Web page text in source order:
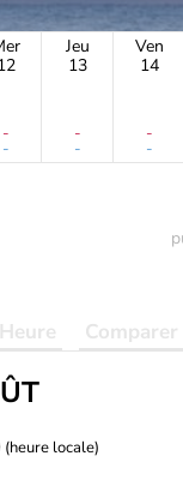
-
-
Jeu
13
-
-
Ven
14
-
-
Comparer
(heure locale)